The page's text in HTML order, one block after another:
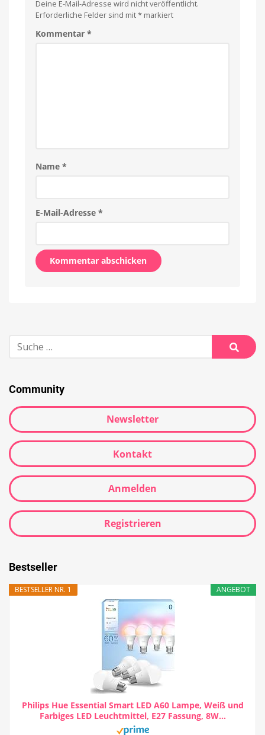
Deine E-Mail-Adresse wird nicht veröffentlicht.
Erforderliche Felder sind mit* markiert
Kommentar *
Name *
E-Mail-Adresse *
Suche
nach:
Suche
Community
Newsletter
Kontakt
Anmelden
Registrieren
Bestseller
ANGEBOT
BESTSELLER NR. 1
Philips Hue Essential Smart LED A60 Lampe, Weiß und
Farbiges LED Leuchtmittel, E27 Fassung, 8W...